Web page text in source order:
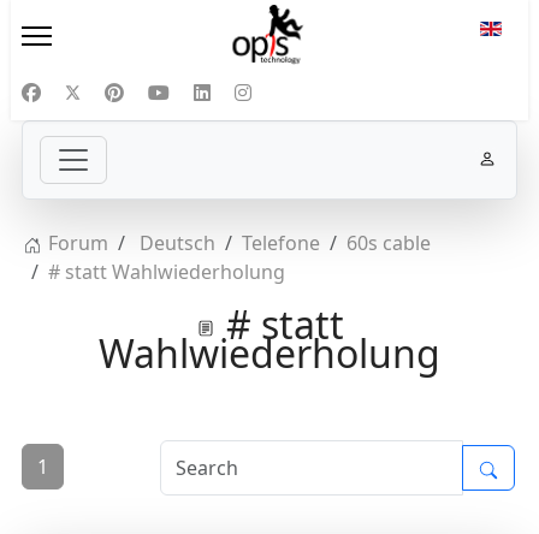
Forum Deutsch Telefone
60s cable
# statt Wahlwiederholung
# statt
Wahlwiederholung
1